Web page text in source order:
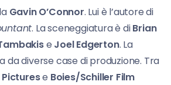
Gavin O’Connor. Lui è l’autore di
. La sceneggiatura è diBrian
e Joel Edgerton. La
da diverse case di produzione. Tra
Picturese Boies/Schiller Film